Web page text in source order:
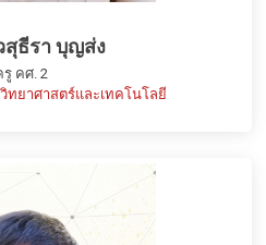
สุธีรา บุญส่ง
รู คศ. 2
ทยาศาสตร์และเทคโนโลยี